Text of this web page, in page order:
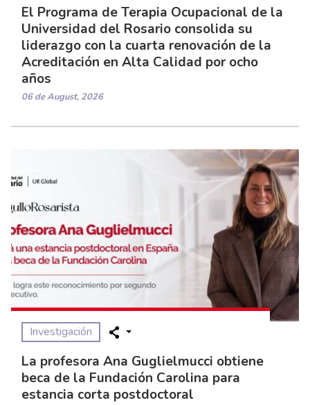
El Programa de Terapia Ocupacional de la
Universidad del Rosario consolida su
liderazgo con la cuarta renovación de la
Acreditación en Alta Calidad por ocho
años
06 de August, 2026
Investigación
La profesora Ana Guglielmucci obtiene
beca de la Fundación Carolina para
estancia corta postdoctoral